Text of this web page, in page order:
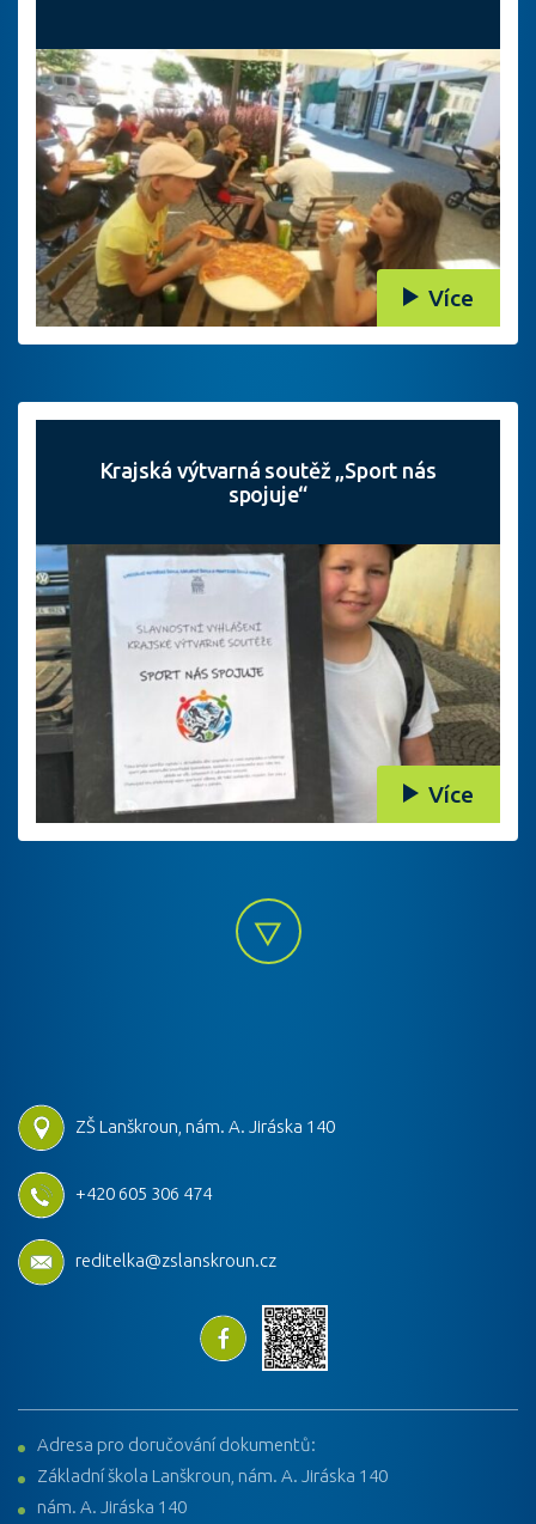
Více
Krajská výtvarná soutěž „Sport nás
spojuje“
Více
ZŠ Lanškroun, nám. A. Jiráska 140
+420 605 306 474
reditelka@zslanskroun.cz
Adresa pro doručování dokumentů:
Základní škola Lanškroun, nám. A. Jiráska 140
nám. A. Jiráska 140